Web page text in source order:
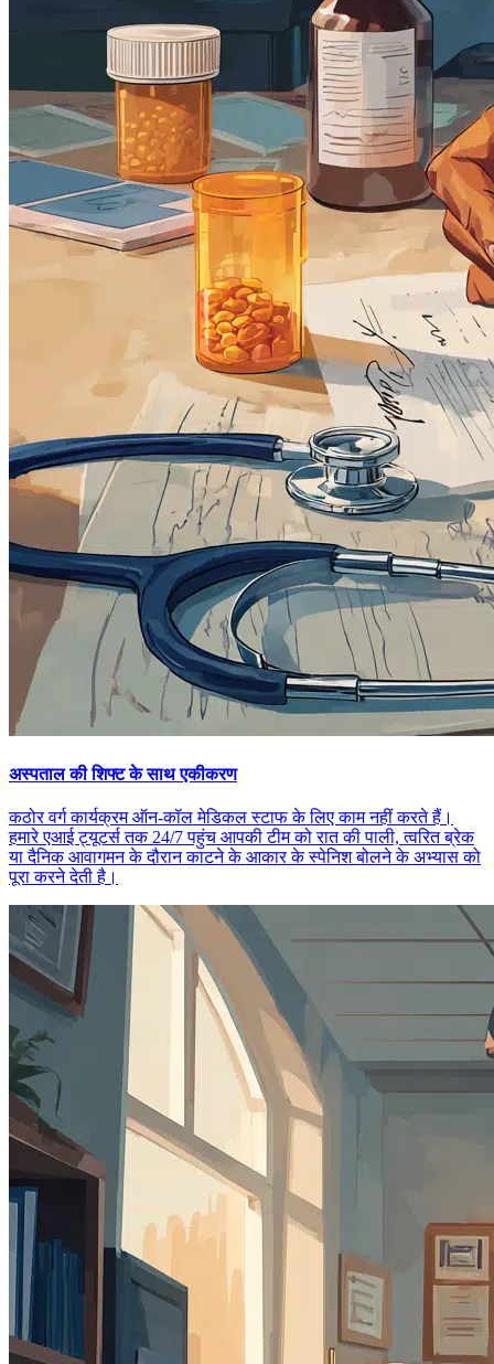
अस्पताल की शिफ्ट के साथ एकीकरण
कठोर वर्ग कार्यक्रम ऑन-कॉल मेडिकल स्टाफ के लिए काम नहीं करते हैं।
हमारे एआई ट्यूटर्स तक 24/7 पहुंच आपकी टीम को रात की पाली, त्वरित ब्रेक
या दैनिक आवागमन के दौरान काटने के आकार के स्पेनिश बोलने के अभ्यास को
पूरा करने देती है।